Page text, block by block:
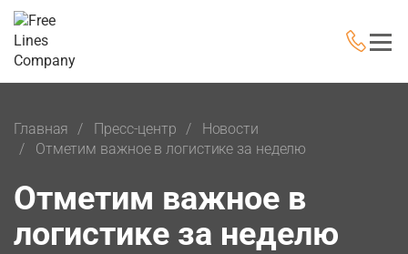
Главная Пресс-центр
Новости
Отметим важное в логистике за неделю
Отметим важное в
логистике за неделю